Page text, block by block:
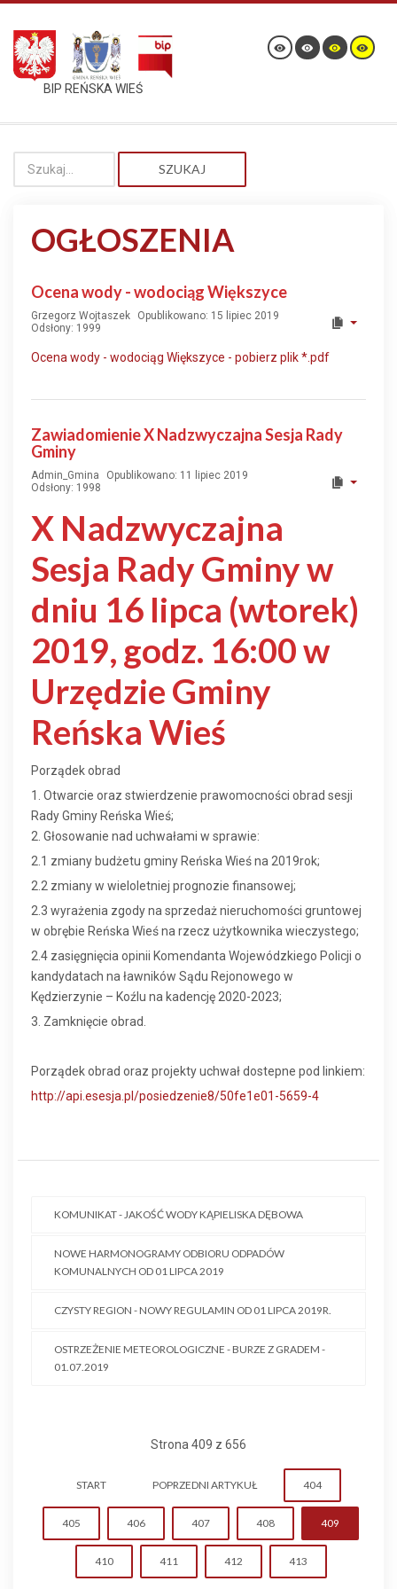
BIP REŃSKA WIEŚ
SZUKAJ
OGŁOSZENIA
Ocena wody - wodociąg Większyce
Grzegorz Wojtaszek
Opublikowano: 15 lipiec 2019
Odsłony: 1999
Ocena wody - wodociąg Większyce - pobierz plik *.pdf
Zawiadomienie X Nadzwyczajna Sesja Rady
Gminy
Admin_Gmina
Opublikowano: 11 lipiec 2019
Odsłony: 1998
X Nadzwyczajna
Sesja Rady Gminy w
dniu 16 lipca (wtorek)
2019, godz. 16:00 w
Urzędzie Gminy
Reńska Wieś
Porządek obrad
1. Otwarcie oraz stwierdzenie prawomocności obrad sesji
Rady Gminy Reńska Wieś;
2. Głosowanie nad uchwałami w sprawie:
2.1 zmiany budżetu gminy Reńska Wieś na 2019rok;
2.2 zmiany w wieloletniej prognozie finansowej;
2.3 wyrażenia zgody na sprzedaż nieruchomości gruntowej
w obrębie Reńska Wieś na rzecz użytkownika wieczystego;
2.4 zasięgnięcia opinii Komendanta Wojewódzkiego Policji o
kandydatach na ławników Sądu Rejonowego w
Kędzierzynie – Koźlu na kadencję 2020-2023;
3. Zamknięcie obrad.
Porządek obrad oraz projekty uchwał dostepne pod linkiem:
http://api.esesja.pl/posiedzenie8/50fe1e01-5659-4
KOMUNIKAT - JAKOŚĆ WODY KĄPIELISKA DĘBOWA
NOWE HARMONOGRAMY ODBIORU ODPADÓW
KOMUNALNYCH OD 01 LIPCA 2019
CZYSTY REGION - NOWY REGULAMIN OD 01 LIPCA 2019R.
OSTRZEŻENIE METEOROLOGICZNE - BURZE Z GRADEM -
01.07.2019
Strona 409 z 656
START POPRZEDNI ARTYKUŁ 404
405 406 407 408 409
410 411 412 413